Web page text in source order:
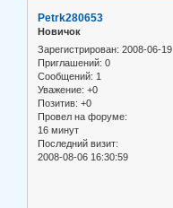
Petrk280653
Новичок
Зарегистрирован: 2008-06-19
Приглашений: 0
Сообщений: 1
Уважение: +0
Позитив: +0
Провел на форуме:
16 минут
Последний визит:
2008-08-06 16:30:59